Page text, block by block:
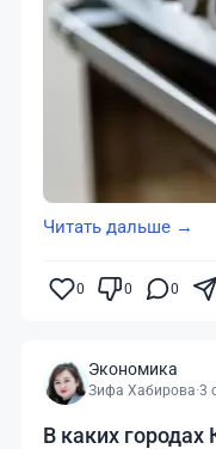
Читать дальше →
0 0 0
Экономика
Зифа Хабирова·3
В каких городах